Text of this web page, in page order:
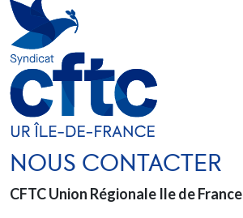
NOUS CONTACTER
CFTC Union Régionale Ile de France